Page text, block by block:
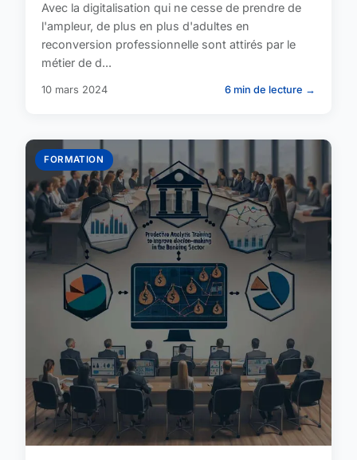
Avec la digitalisation qui ne cesse de prendre de
l'ampleur, de plus en plus d'adultes en
reconversion professionnelle sont attirés par le
métier de d...
10 mars 2024 6 min de lecture →
FORMATION